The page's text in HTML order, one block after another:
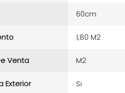
60cm
1,80 M2
Venta M2
Exterior Si